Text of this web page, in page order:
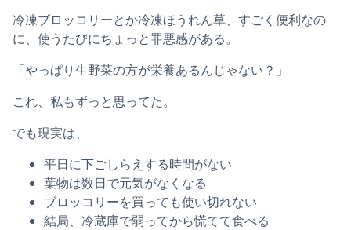
冷凍ブロッコリーとか冷凍ほうれん草、すごく便利なの
に、使うたびにちょっと罪悪感がある。
「やっぱり生野菜の方が栄養あるんじゃない？」
これ、私もずっと思ってた。
でも現実は、
平日に下ごしらえする時間がない
葉物は数日で元気がなくなる
ブロッコリーを買っても使い切れない
結局、冷蔵庫で弱ってから慌てて食べる